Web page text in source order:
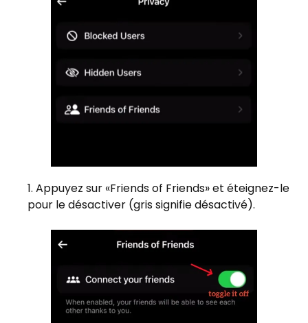
Appuyez sur «Friends of Friends» et éteignez-le
pour le désactiver (gris signifie désactivé).